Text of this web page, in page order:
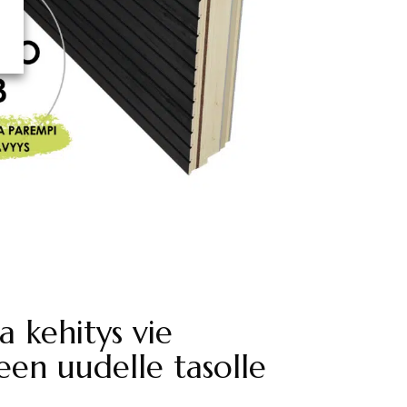
kehitys vie
uudelle tasolle